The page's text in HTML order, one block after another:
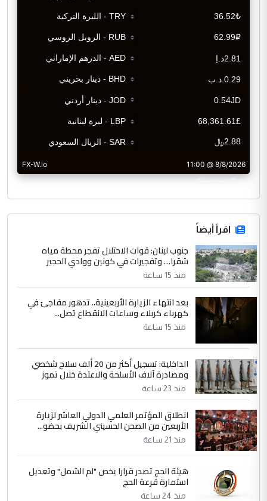
CurrencyRate
اقرأ أيضاً
جنوب لبنان: قوات الاحتلال تفجر محطة مياه
شقرا… وتفجيرات في كونين ووادي الحجير
منذ 15 ساعة
بعد انتهاء الزيارة الأربعينية.. تدهور مفاجئ في
كهرباء كربلاء وساعات الانقطاع تصل...
منذ 15 ساعة
الداخلية: تسجيل أكثر من 20 ألف سلاح شخصي
ومصادرة آلاف الأسلحة والاعتدة خلال تموز
منذ 23 ساعة
انطلاق المؤتمر العلمي الدولي العاشر لزيارة
الأربعين من الصحن الحسيني الشريف بحضو...
منذ 21 ساعة
هيئة الحج تصدر قرارا يخص "لم الشمل" وتعديل
استمارة قرعة الحج
منذ 24 ساعة